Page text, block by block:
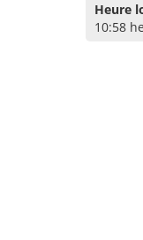
Heure
10:58